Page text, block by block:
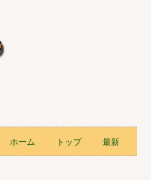
ホーム トップ 最新